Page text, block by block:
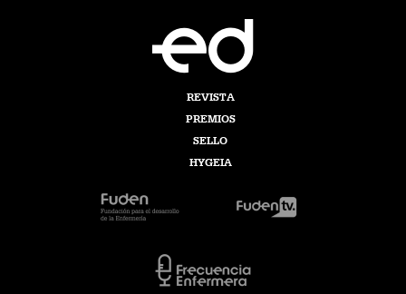
REVISTA
PREMIOS
SELLO
HYGEIA